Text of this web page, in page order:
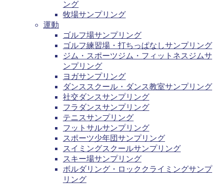
ング
牧場サンプリング
運動
ゴルフ場サンプリング
ゴルフ練習場・打ちっぱなしサンプリング
ジム・スポーツジム・フィットネスジムサ
ンプリング
ヨガサンプリング
ダンススクール・ダンス教室サンプリング
社交ダンスサンプリング
フラダンスサンプリング
テニスサンプリング
フットサルサンプリング
スポーツ少年団サンプリング
スイミングスクールサンプリング
スキー場サンプリング
ボルダリング・ロッククライミングサンプ
リング